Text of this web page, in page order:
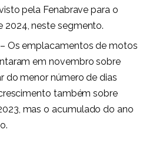
pela Fenabrave para o
2024, neste segmento.
– Os emplacamentos de motos
em novembro sobre
do menor número de dias
também sobre
mas o acumulado do ano